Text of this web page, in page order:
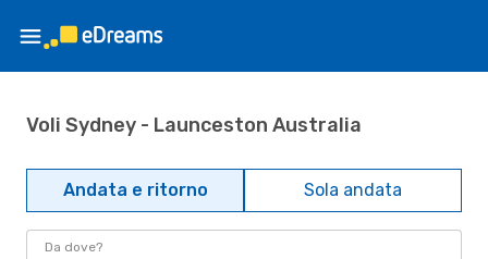
Voli Sydney - Launceston Australia
Andata e ritorno Sola andata
Da dove?